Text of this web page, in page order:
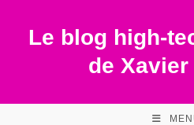
contentLe blog high-
de